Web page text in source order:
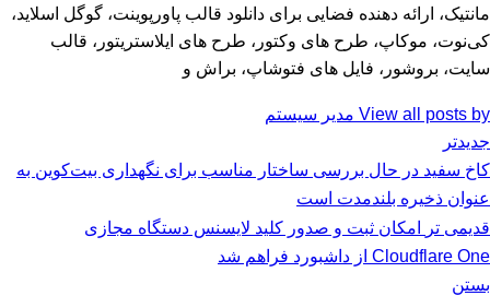
مانتیک، ارائه دهنده فضایی برای دانلود قالب پاورپوینت، گوگل اسلاید،
کی‌نوت، موکاپ، طرح های وکتور، طرح های ایلاستریتور، قالب
سایت، بروشور، فایل های فتوشاپ، براش و
View all posts by مدیر سیستم
جدیدتر
کاخ سفید در حال بررسی ساختار مناسب برای نگهداری بیت‌کوین به
عنوان ذخیره بلندمدت است
قدیمی تر
امکان ثبت و صدور کلید لایسنس دستگاه مجازی
Cloudflare One از داشبورد فراهم شد
بستن